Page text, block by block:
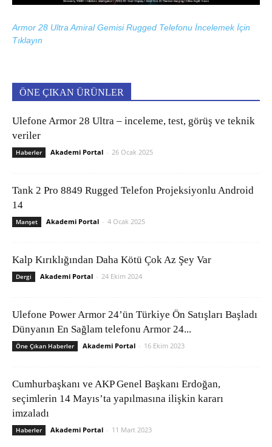
Armor 28 Ultra Amiral Gemisi Rugged Telefonu İncelemek İçin
Tıklayın
ÖNE ÇIKAN ÜRÜNLER
Ulefone Armor 28 Ultra – inceleme, test, görüş ve teknik
veriler
Haberler Akademi Portal - 26 Ocak 2025
Tank 2 Pro 8849 Rugged Telefon Projeksiyonlu Android
14
Manşet Akademi Portal - 4 Ocak 2025
Kalp Kırıklığından Daha Kötü Çok Az Şey Var
Dergi Akademi Portal - 24 Ekim 2024
Ulefone Power Armor 24’ün Türkiye Ön Satışları Başladı
Dünyanın En Sağlam telefonu Armor 24...
Öne Çıkan Haberler Akademi Portal - 16 Ekim 2023
Cumhurbaşkanı ve AKP Genel Başkanı Erdoğan,
seçimlerin 14 Mayıs’ta yapılmasına ilişkin kararı
imzaladı
Haberler Akademi Portal - 11 Mart 2023